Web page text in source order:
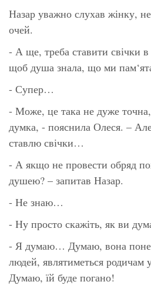
Назар уважно слухав жінку, не
очей.
- А ще, треба ставити свічки в
щоб душа знала, що ми
- Супер…
- Може, це така не дуже
думка, - пояснила Олеся. –
ставлю свічки…
- А якщо не провести обряд
душею? – запитав Назар.
- Не знаю…
- Ну просто скажіть, як ви
- Я думаю… Думаю, вона
людей, являтиметься
Думаю, їй буде погано!